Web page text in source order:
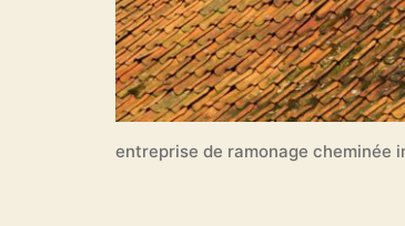
entreprise de ramonage cheminée